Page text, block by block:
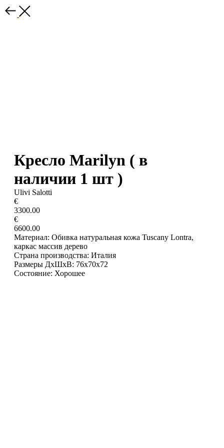
Кресло Marilyn ( в
наличии 1 шт )
Ulivi Salotti
€
3300.00
€
6600.00
Материал: Обивка натуральная кожа Tuscany Lontra,
каркас массив дерево
Страна производства: Италия
Размеры ДxШxВ: 76х70х72
Состояние: Хорошее